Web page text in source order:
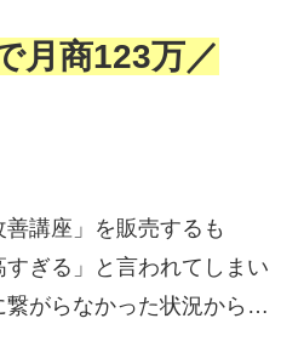
月商123万／
善講座」を販売するも
すぎる」と言われてしまい
繋がらなかった状況から…